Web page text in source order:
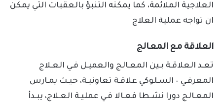
العلاجية الملائمة، كما يمكنه التنبؤ بالعقبات التي يمكن
ان تواجه عملية العلاج
العلاقة مع المعالج
تعـد العلاقـة بـين المعـالج والعميـل فـي العـلاج
المعرفـي – السـلوكي علاقـة تعاونيـة، حيـث يمـارس
المعـالج دورا نشـطا فعـالا فـي عمليـة العـلاج، يبـدأ